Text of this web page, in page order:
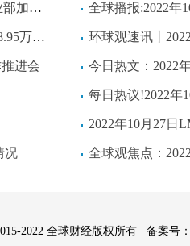
份额
收益减少
进会
况
全球播报:2022年
环球观速讯丨2022年
今日热文：2022年
每日热议!2022年
2022年10月27日
全球观焦点：
2022 全球财经版权所有 备案号：